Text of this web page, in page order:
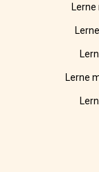
Lerne